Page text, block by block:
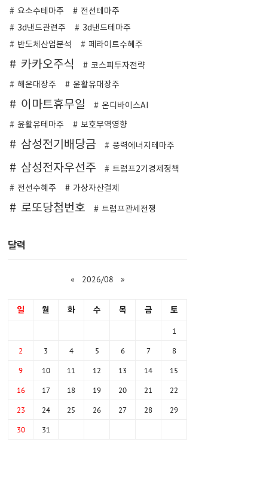
요소수테마주
전선테마주
3d낸드관련주
3d낸드테마주
반도체산업분석
페라이트수혜주
카카오주식
코스피투자전략
해운대장주
윤활유대장주
이마트휴무일
온디바이스AI
윤활유테마주
보호무역영향
삼성전기배당금 풍력에너지테마주
삼성전자우선주
트럼프2기경제정책
전선수혜주
가상자산결제
로또당첨번호 트럼프관세전쟁
달력
« 2026/08 »
일 월 화 수 목 금 토
1
2 3 4 5 6 7 8
9 10 11 12 13 14 15
16 17 18 19 20 21 22
23 24 25 26 27 28 29
30 31